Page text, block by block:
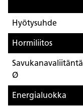
Hyötysuhde
Hormiliitos
Savukanavaliitäntä
Ø
Energialuokka